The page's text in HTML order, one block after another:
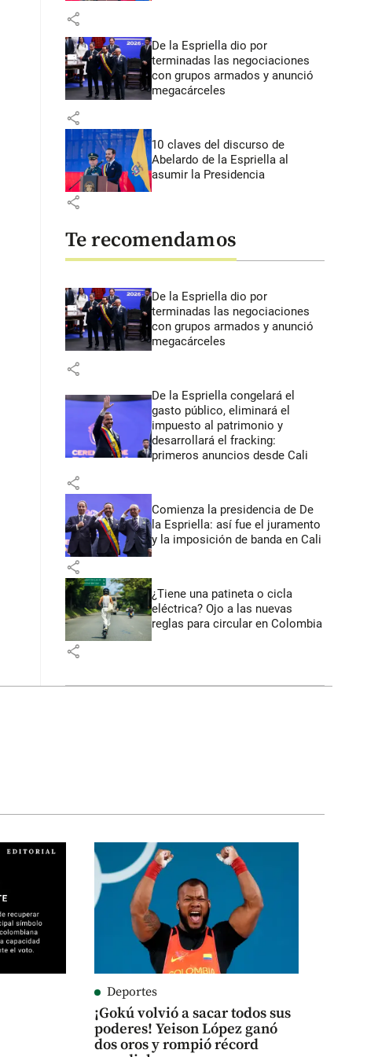
share
De la Espriella dio por
terminadas las negociaciones
con grupos armados y anunció
megacárceles
share
10 claves del discurso de
Abelardo de la Espriella al
asumir la Presidencia
share
Te recomendamos
De la Espriella dio por
terminadas las negociaciones
con grupos armados y anunció
megacárceles
share
De la Espriella congelará el
gasto público, eliminará el
impuesto al patrimonio y
desarrollará el fracking:
primeros anuncios desde Cali
share
Comienza la presidencia de De
la Espriella: así fue el juramento
y la imposición de banda en Cali
share
¿Tiene una patineta o cicla
eléctrica? Ojo a las nuevas
reglas para circular en Colombia
share
Deportes
¡Gokú volvió a sacar todos sus
poderes! Yeison López ganó
dos oros y rompió récord